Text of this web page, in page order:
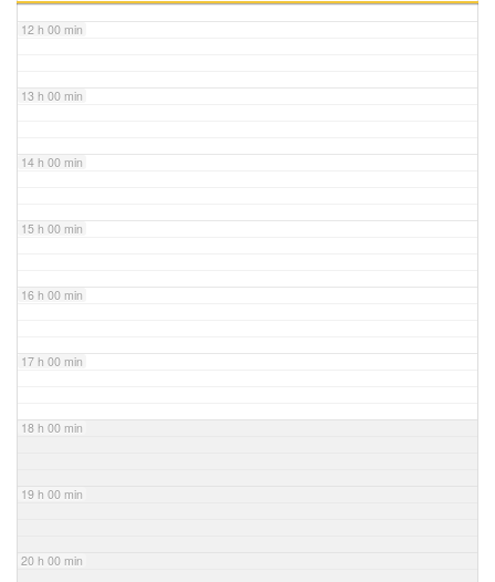
12 h 00 min
13 h 00 min
14 h 00 min
15 h 00 min
16 h 00 min
17 h 00 min
18 h 00 min
19 h 00 min
20 h 00 min